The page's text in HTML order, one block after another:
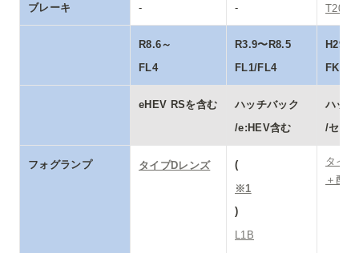
ブレーキ - - T20シ
R8.6～
FL4
R3.9〜R8.5
FL1/FL4
H29.7
FK7・
eHEV RSを含む
ハッチバック
/e:HEV含む
ハッ
/セダ
フォグランプ タイプDレンズ (
※1
L1B
タイ
＋配